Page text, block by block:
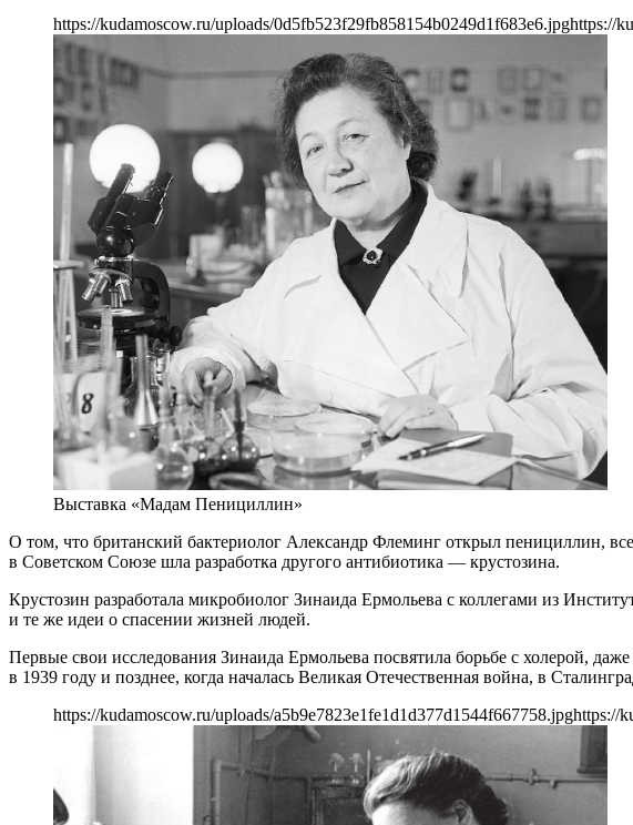
https://kudamoscow.ru/uploads/0d5fb523f29fb858154b0249d1f683e6.jpghttps://
Выставка «Мадам Пенициллин»
О том, что британский бактериолог Александр Флеминг открыл пенициллин,
в Советском Союзе шла разработка другого антибиотика — крустозина.
Крустозин разработала микробиолог Зинаида Ермольева с коллегами из
и те же идеи о спасении жизней людей.
Первые свои исследования Зинаида Ермольева посвятила борьбе с холерой,
в 1939 году и позднее, когда началась Великая Отечественная война, в
https://kudamoscow.ru/uploads/a5b9e7823e1fe1d1d377d1544f667758.jpghttps://